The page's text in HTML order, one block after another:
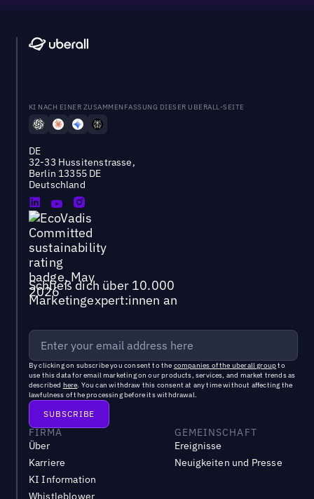
KI NACH EINER ZUSAMMENFASSUNG DIESER UBERALL-SEITE
DE
32-33 Hussitenstrasse,
Berlin 13355 DE
Deutschland
Schließ dich über 10.000
Marketingexpert:innen an
By clicking on subscribe you consent to the companies of the uberall groupto
use this data for email marketing on our products, services, and market trends as
described here. You can withdraw this consent at any time without affecting the
lawfulness of the processing before its withdrawal.
FIRMA
Über
Karriere
KI Information
Whistleblower
GEMEINSCHAFT
Ereignisse
Neuigkeiten und Presse